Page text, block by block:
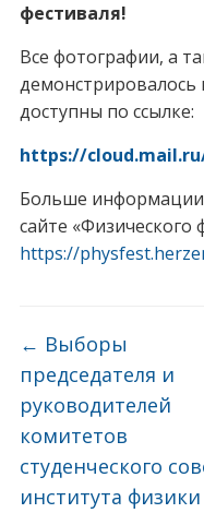
фестиваля!
Все фотографии, а
демонстрировалось
доступны по ссылке:
https://
Больше информации
сайте
https://
← Выборы
председателя и
руководителей
комитетов
студенческого
института физики